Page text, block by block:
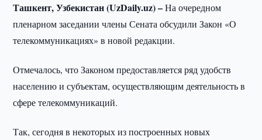
Ташкент, Узбекистан (UzDaily.uz) –На очередном
пленарном заседании члены Сената обсудили Закон «О
телекоммуникациях» в новой редакции.
Отмечалось, что Законом предоставляется ряд удобств
населению и субъектам, осуществляющим деятельность в
сфере телекоммуникаций.
Так, сегодня в некоторых из построенных новых